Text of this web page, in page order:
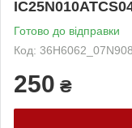
Готово до відправки
Код:
250 ₴